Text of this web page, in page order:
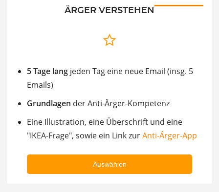
ÄRGER VERSTEHEN
5 Tage lang jeden Tag eine neue Email (insg. 5
Emails)
Grundlagen der Anti-Ärger-Kompetenz
Eine Illustration, eine Überschrift und eine
"IKEA-Frage", sowie ein Link zurAnti-Ärger-App
Auswählen